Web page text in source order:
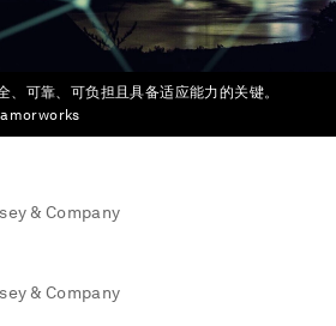
、可靠、可负担且具备适应能力的关键。
& Company
& Company